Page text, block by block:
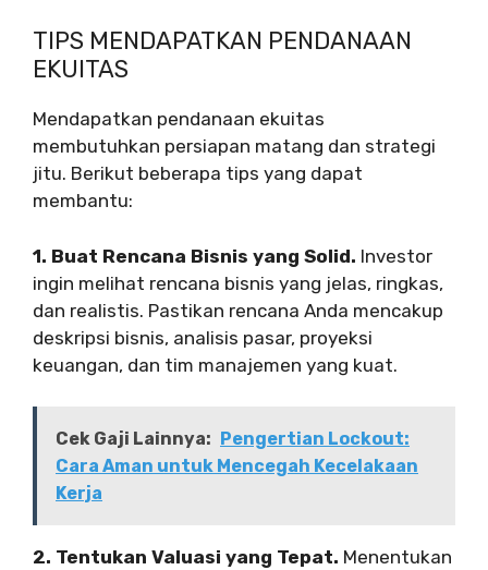
TIPS MENDAPATKAN PENDANAAN
EKUITAS
Mendapatkan pendanaan ekuitas
membutuhkan persiapan matang dan strategi
jitu. Berikut beberapa tips yang dapat
membantu:
1. Buat Rencana Bisnis yang Solid. Investor
ingin melihat rencana bisnis yang jelas, ringkas,
dan realistis. Pastikan rencana Anda mencakup
deskripsi bisnis, analisis pasar, proyeksi
keuangan, dan tim manajemen yang kuat.
Cek Gaji Lainnya: Pengertian Lockout:
Cara Aman untuk Mencegah Kecelakaan
Kerja
2. Tentukan Valuasi yang Tepat. Menentukan